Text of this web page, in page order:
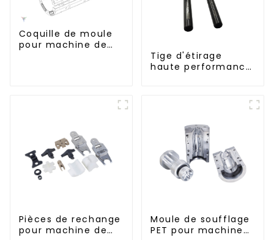
Coquille de moule
pour machine de
Tige d'étirage
haute performance
Pièces de rechange
pour machine de
Moule de soufflage
PET pour machine